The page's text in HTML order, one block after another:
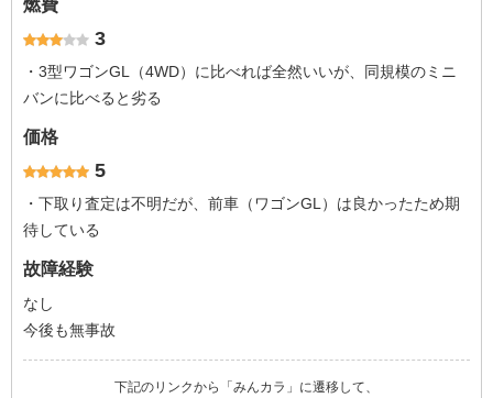
燃費
3
・3型ワゴンGL（4WD）に比べれば全然いいが、同規模のミニ
バンに比べると劣る
価格
5
・下取り査定は不明だが、前車（ワゴンGL）は良かったため期
待している
故障経験
なし
今後も無事故
下記のリンクから「みんカラ」に遷移して、